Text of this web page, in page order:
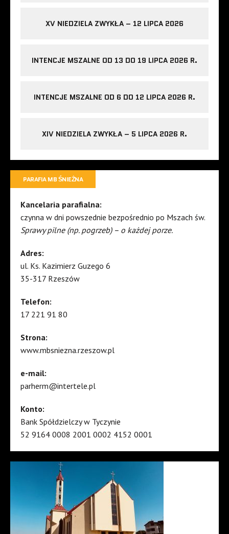
XV NIEDZIELA ZWYKŁA – 12 LIPCA 2026
INTENCJE MSZALNE OD 13 DO 19 LIPCA 2026 R.
INTENCJE MSZALNE OD 6 DO 12 LIPCA 2026 R.
XIV NIEDZIELA ZWYKŁA – 5 LIPCA 2026 R.
PARAFIA MB ŚNIEŻNA
Kancelaria parafialna:
czynna w dni powszednie bezpośrednio po Mszach św.
Sprawy pilne (np. pogrzeb) – o każdej porze.
Adres:
ul. Ks. Kazimierz Guzego 6
35-317 Rzeszów
Telefon:
17 221 91 80
Strona:
www.mbsniezna.rzeszow.pl
e-mail:
parherm@intertele.pl
Konto:
Bank Spółdzielczy w Tyczynie
52 9164 0008 2001 0002 4152 0001